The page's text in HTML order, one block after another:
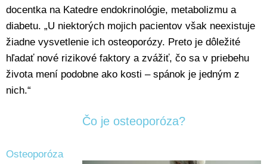
docentka na Katedre endokrinológie, metabolizmu a
diabetu. „U niektorých mojich pacientov však neexistuje
žiadne vysvetlenie ich osteoporózy. Preto je dôležité
hľadať nové rizikové faktory a zvážiť, čo sa v priebehu
života mení podobne ako kosti – spánok je jedným z
nich.“
Čo je osteoporóza?
Osteoporóza